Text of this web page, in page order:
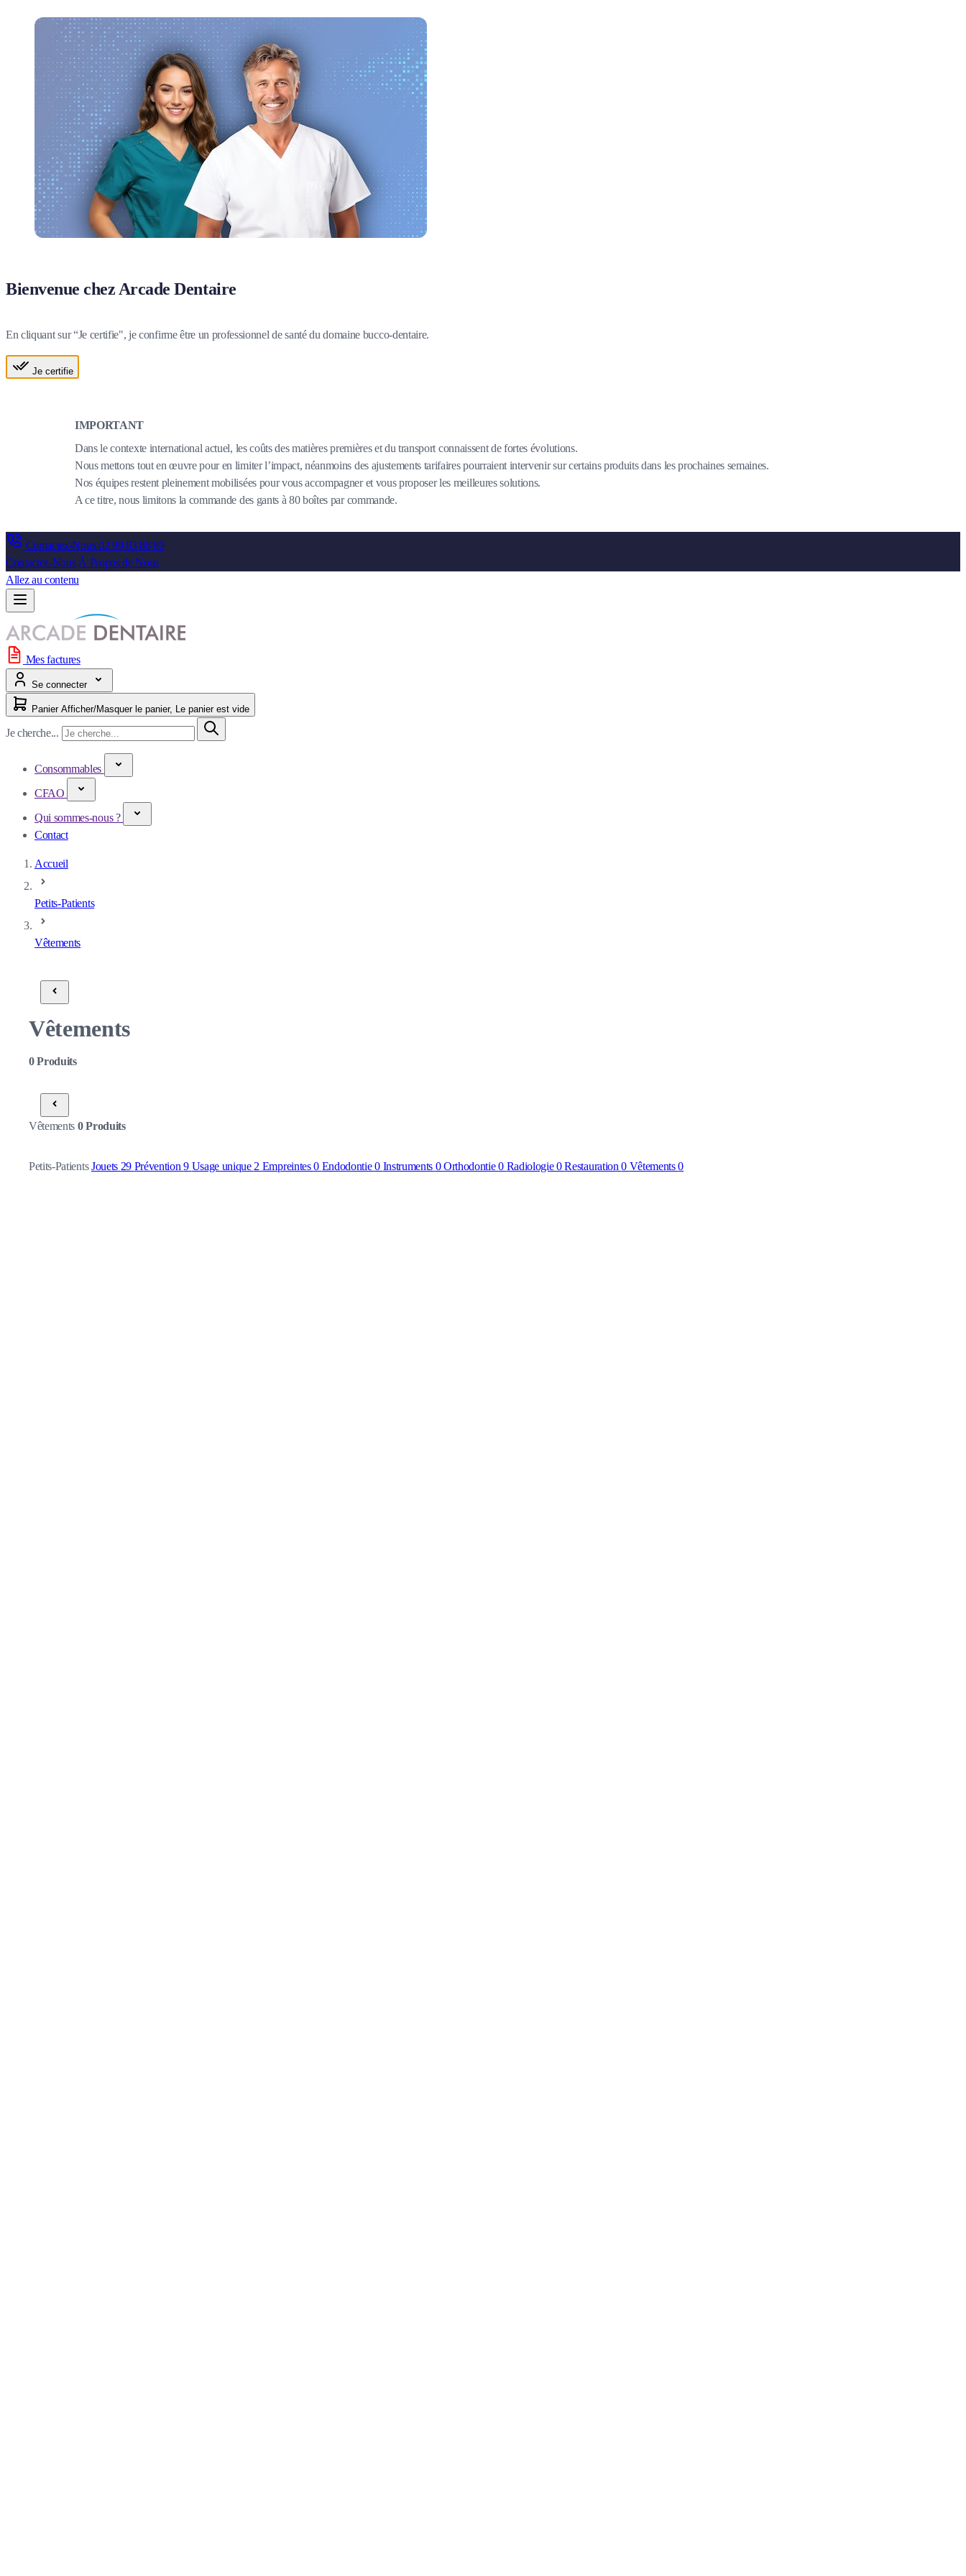
Bienvenue chez Arcade Dentaire
En cliquant sur “Je certifie", je confirme être un professionnel de santé du domaine bucco-dentaire.
Je certifie
IMPORTANT
Dans le contexte international actuel, les coûts des matières premières et du transport connaissent de fortes évolutions.
Nous mettons tout en œuvre pour en limiter l’impact, néanmoins des ajustements tarifaires pourraient intervenir sur certains produits dans les prochaines semaines.
Nos équipes restent pleinement mobilisées pour vous accompagner et vous proposer les meilleures solutions.
A ce titre, nous limitons la commande des gants à 80 boîtes par commande.
Contactez-Nous02 99 83 88 89
Contactez-Nous À Propos de Nous
Allez au contenu
Mes factures
Se connecter
Panier Afficher/Masquer le panier, Le panier est vide
Je cherche...
Consommables
CFAO
Qui sommes-nous ?
Contact
Accueil
Petits-Patients
Vêtements
Vêtements
0Produits
Petits-PatientsJouets 29 Prévention9 Usage unique 2 Empreintes0 Endodontie0 Instruments 0Orthodontie0 Radiologie0Restauration0 Vêtements0
Vêtements 0Produits